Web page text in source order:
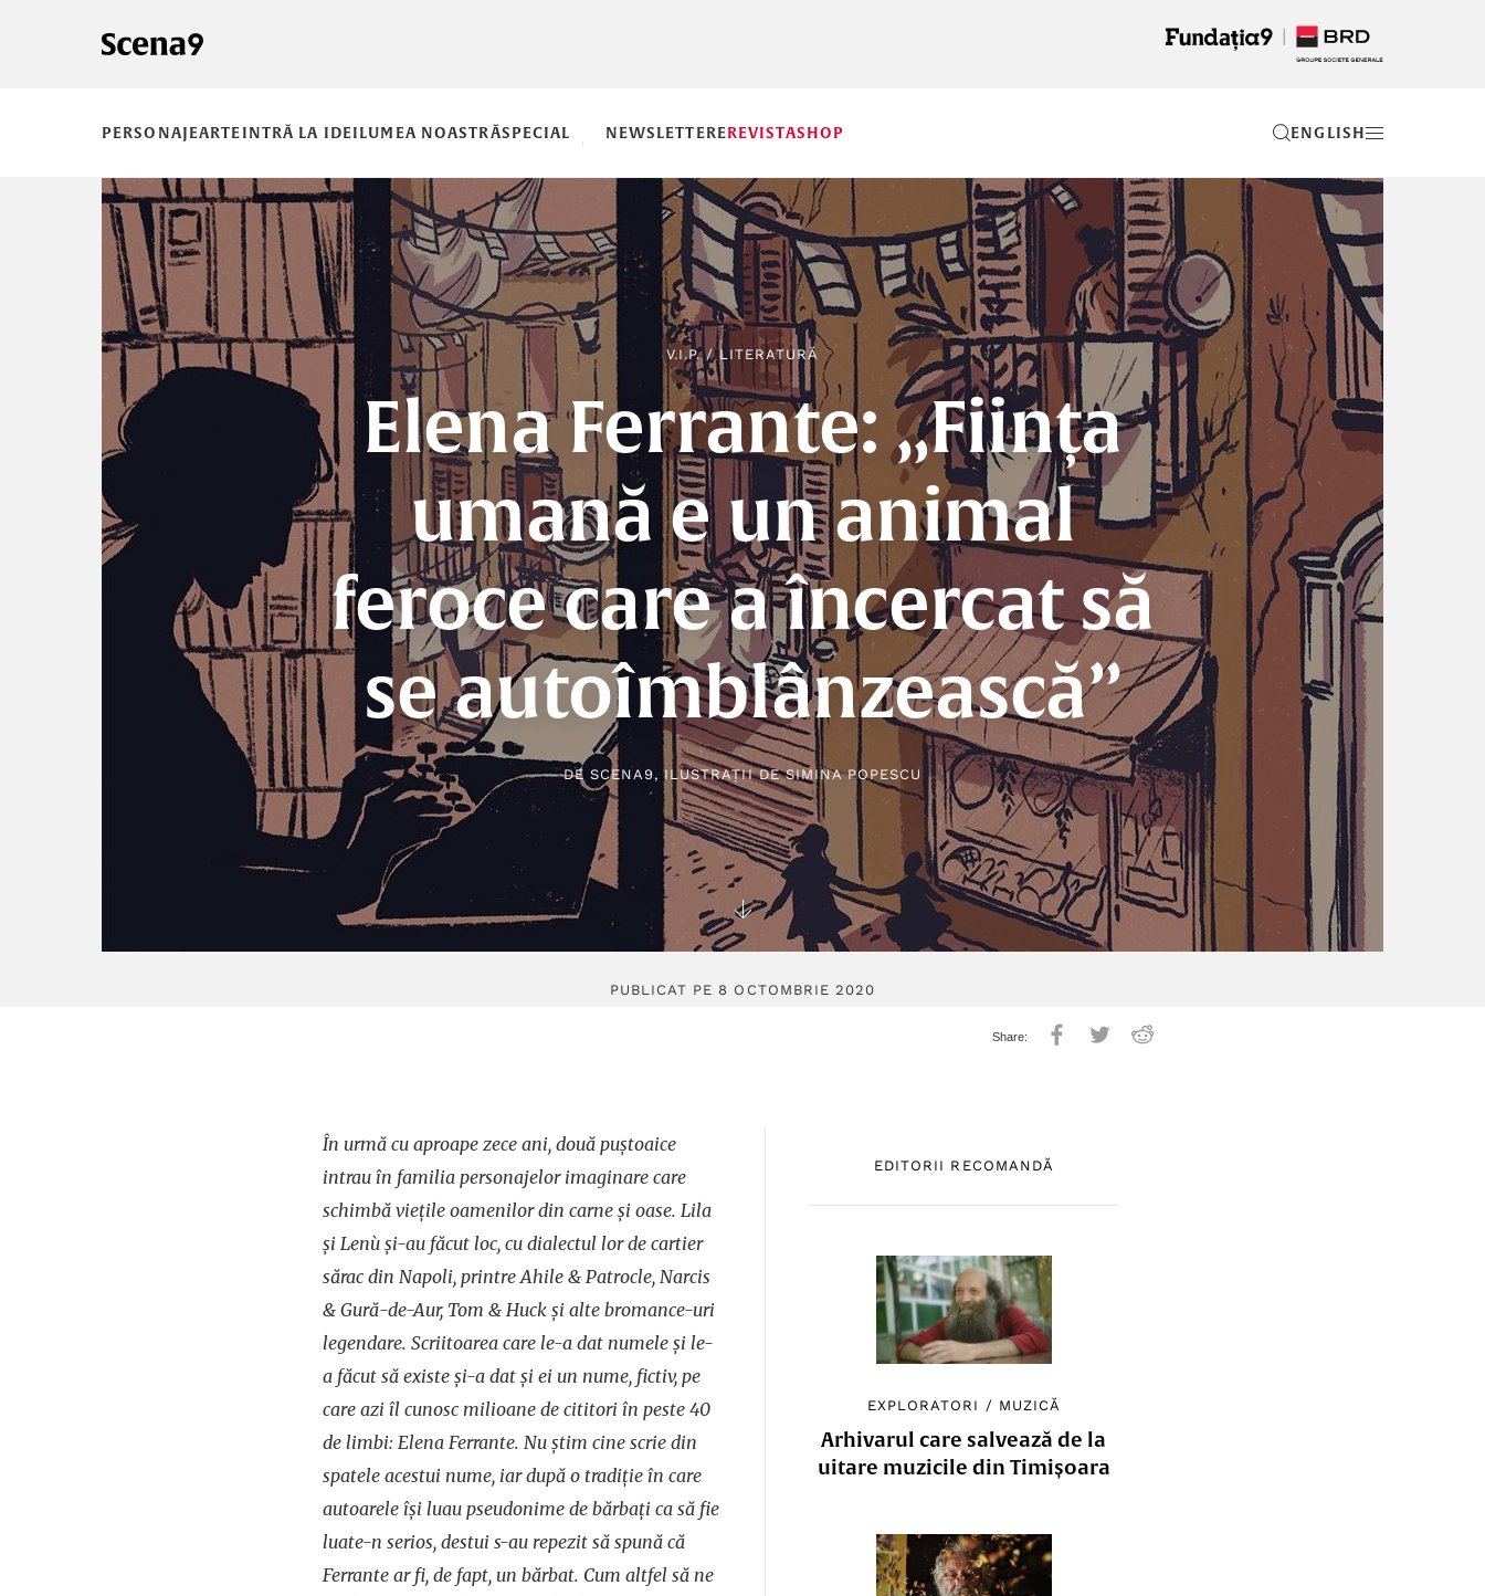
PERSONAJEARTEINTRĂ LA IDEILUMEA NOASTRĂSPECIAL NEWSLETTEREREVISTASHOP EN
V.I.P./LITERATURĂ
Elena Ferrante: „Ființa
umană e un animal
feroce care a încercat să
se autoîmblânzească”
DE SCENA9, ILUSTRAȚII DESIMINA POPESCU
PUBLICAT PE 8 OCTOMBRIE 2020
EDITORII RECOMANDĂ
EXPLORATORI / MUZICĂ
Arhivarul care salvează de la
uitare muzicile din Timișoara
În urmă cu aproape zece ani, două puștoaice
intrau în familia personajelor imaginare care
schimbă viețile oamenilor din carne și oase. Lila
și Lenù și-au făcut loc, cu dialectul lor de cartier
sărac din Napoli, printre Ahile & Patrocle, Narcis
& Gură-de-Aur, Tom & Huck și alte bromance-uri
legendare. Scriitoarea care le-a dat numele și le-
a făcut să existe și-a dat și ei un nume, fictiv, pe
care azi îl cunosc milioane de cititori în peste 40
de limbi: Elena Ferrante. Nu știm cine scrie din
spatele acestui nume, iar după o tradiție în care
autoarele își luau pseudonime de bărbați ca să fie
luate-n serios, destui s-au repezit să spună că
Ferrante ar fi, de fapt, un bărbat. Cum altfel să ne